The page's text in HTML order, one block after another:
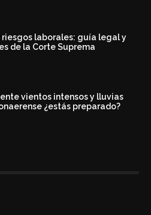
laborales: guía legal y
de la Corte Suprema
vientos intensos y lluvias
¿estás preparado?